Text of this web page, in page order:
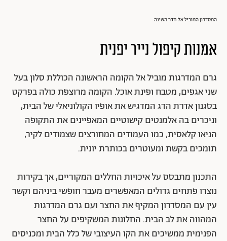
המסדרון המוביל אל חדר השינה
אמנות קיפול נייר יפנית
גרם המדרגות מוביל אל הקומה הראשונה הכוללת סלון בעל
שני אגפים, מטבח ופינת אוכל. הקומה מרוצפת כולה בפרקט
בסגנון אדרת הדג המדגיש את אופיו הקולוניאלי של הבית,
וניכרים בה אלמנטים קישוטיים המאפיינים את התקופה
הניאו קלאסית, כמו העמודים המחורצים שצמודים לקיר,
תומכים בקשת ומעוטרים בכותרת יונית.
התכנון מתבסס על איכויות החללים המקוריים, אך בקירות
נוצרו פתחים גדולים המאפשרים מעבר חופשי ביניהם וקשר
עין עם המסדרון המקיף את החצר ועם גרם המדרגות
המהווה את לב הבית. החלונות המשקיפים על החצר
הפנימית ממשיכים את הקו העיצובי של כלל הבית ומכניסים